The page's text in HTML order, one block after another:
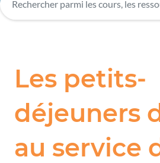
Les petits-
déjeuners
au service